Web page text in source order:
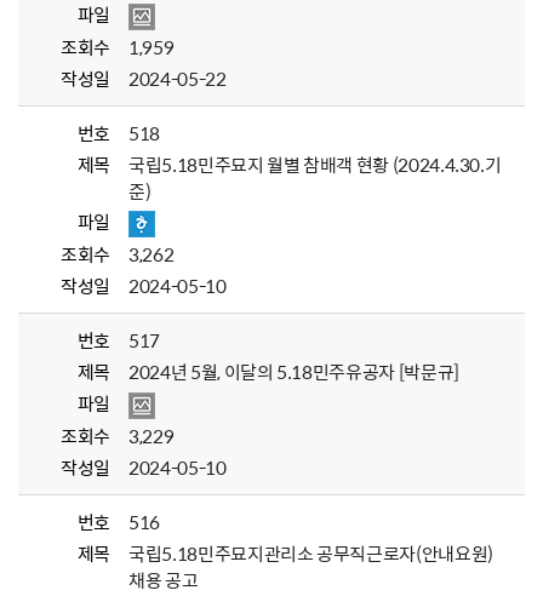
파일
조회수
1,959
작성일
2024-05-22
번호
518
제목
국립5.18민주묘지 월별 참배객 현황 (2024.4.30.기
준)
파일
조회수
3,262
작성일
2024-05-10
번호
517
제목
2024년 5월, 이달의 5.18민주유공자 [박문규]
파일
조회수
3,229
작성일
2024-05-10
번호
516
제목
국립5.18민주묘지관리소 공무직근로자(안내요원)
채용 공고